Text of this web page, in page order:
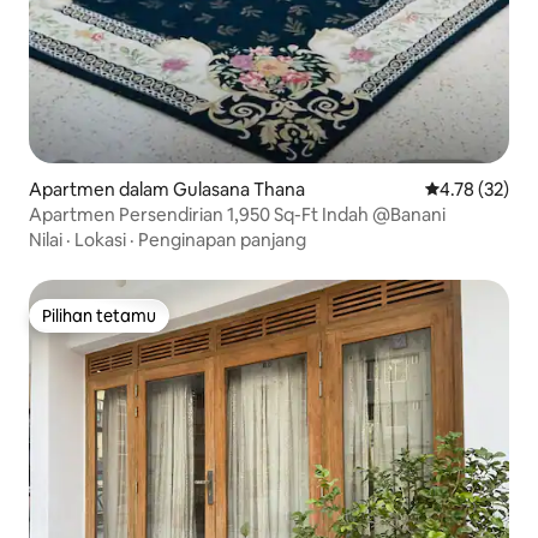
Apartmen dalam Gulasana Thana Penarafan
4.78 (32)
Apartmen Persendirian 1,950 Sq-Ft Indah @Banani
Nilai · Lokasi · Penginapan panjang
Pilihan tetamu
Pilihan tetamu